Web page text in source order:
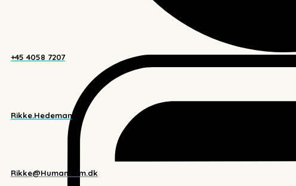
+45 4058 7207
Rikke.Hedeman
Rikke@Humantium.dk